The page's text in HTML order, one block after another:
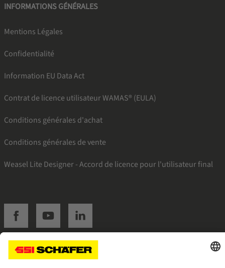
INFORMATIONS GÉNÉRALES
Mentions Légales
Confidentialité
Information EU Data Act
Contrat de licence utilisateur WAMAS® (EULA)
Conditions générales d'achat
Conditions générales de vente
Weasel Lite Designer - Accord de licence pour l'utilisateur final
SSI facebookSSI youtubeSSI linkedin